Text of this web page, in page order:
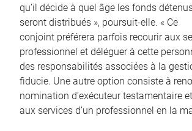
qu’il décide à quel âge les fonds
seront distribués », poursuit-elle. « Ce
conjoint préférera parfois recourir aux
professionnel et déléguer à cette
des responsabilités associées à la
fiducie. Une autre option consiste à
nomination d’exécuteur testamentaire
aux services d’un professionnel en la